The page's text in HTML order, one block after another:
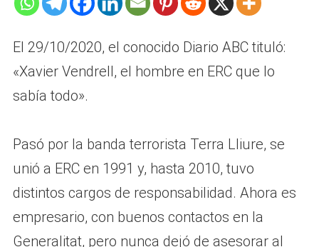
El 29/10/2020, el conocido Diario ABC tituló:
«Xavier Vendrell, el hombre en ERC que lo
sabía todo».
Pasó por la banda terrorista Terra Lliure, se
unió a ERC en 1991 y, hasta 2010, tuvo
distintos cargos de responsabilidad. Ahora es
empresario, con buenos contactos en la
Generalitat, pero nunca dejó de asesorar al